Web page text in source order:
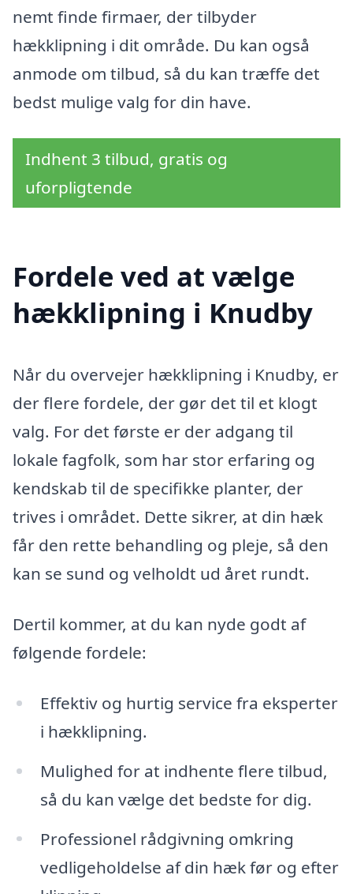
nemt finde firmaer, der tilbyder
hækklipning i dit område. Du kan også
anmode om tilbud, så du kan træffe det
bedst mulige valg for din have.
Indhent 3 tilbud, gratis og
uforpligtende
Fordele ved at vælge
hækklipning i Knudby
Når du overvejer hækklipning i Knudby, er
der flere fordele, der gør det til et klogt
valg. For det første er der adgang til
lokale fagfolk, som har stor erfaring og
kendskab til de specifikke planter, der
trives i området. Dette sikrer, at din hæk
får den rette behandling og pleje, så den
kan se sund og velholdt ud året rundt.
Dertil kommer, at du kan nyde godt af
følgende fordele:
Effektiv og hurtig service fra eksperter
i hækklipning.
Mulighed for at indhente flere tilbud,
så du kan vælge det bedste for dig.
Professionel rådgivning omkring
vedligeholdelse af din hæk før og efter